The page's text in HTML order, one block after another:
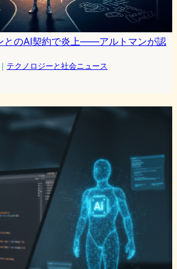
とのAI契約で炎上——アルトマンが認
｜ テクノロジーと社会ニュース